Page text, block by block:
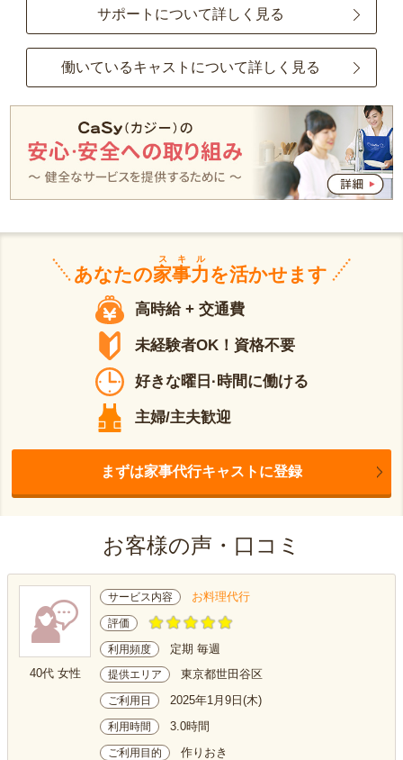
サポートについて詳しく見る
働いているキャストについて詳しく見る
あなたの家事力
スキル
を活かせます
高時給 + 交通費
未経験者OK！資格不要
好きな曜日·時間に働ける
主婦/主夫歓迎
まずは家事代行キャストに登録
お客様の声・口コミ
40代 女性
サービス内容 お料理代行
評価
利用頻度 定期 毎週
提供エリア 東京都世田谷区
ご利用日 2025年1月9日(木)
利用時間 3.0時間
ご利用目的 作りおき